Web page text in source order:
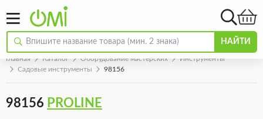
НАЙТИ
Главная Каталог Оборудование мастерских
Инструменты
Садовые инструменты
98156
98156 PROLINE